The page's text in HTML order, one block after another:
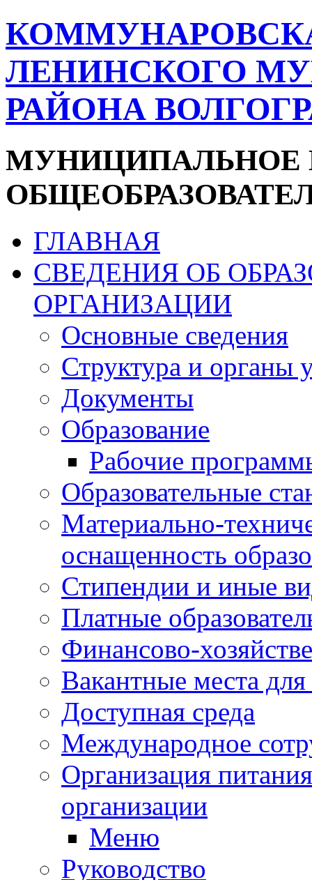
ЛЕНИНСКОГО
РАЙОНА
МУНИЦИПАЛЬНОЕ
ГЛАВНАЯ
СВЕДЕНИЯ ОБ
ОРГАНИЗАЦИИ
Основные сведения
Структура и органы
Документы
Образование
Рабочие
Образовательные
Материально-
оснащенность
Стипендии и иные
Платные
Финансово-
Вакантные места
Доступная среда
Международное
Организация
организации
Меню
Руководство